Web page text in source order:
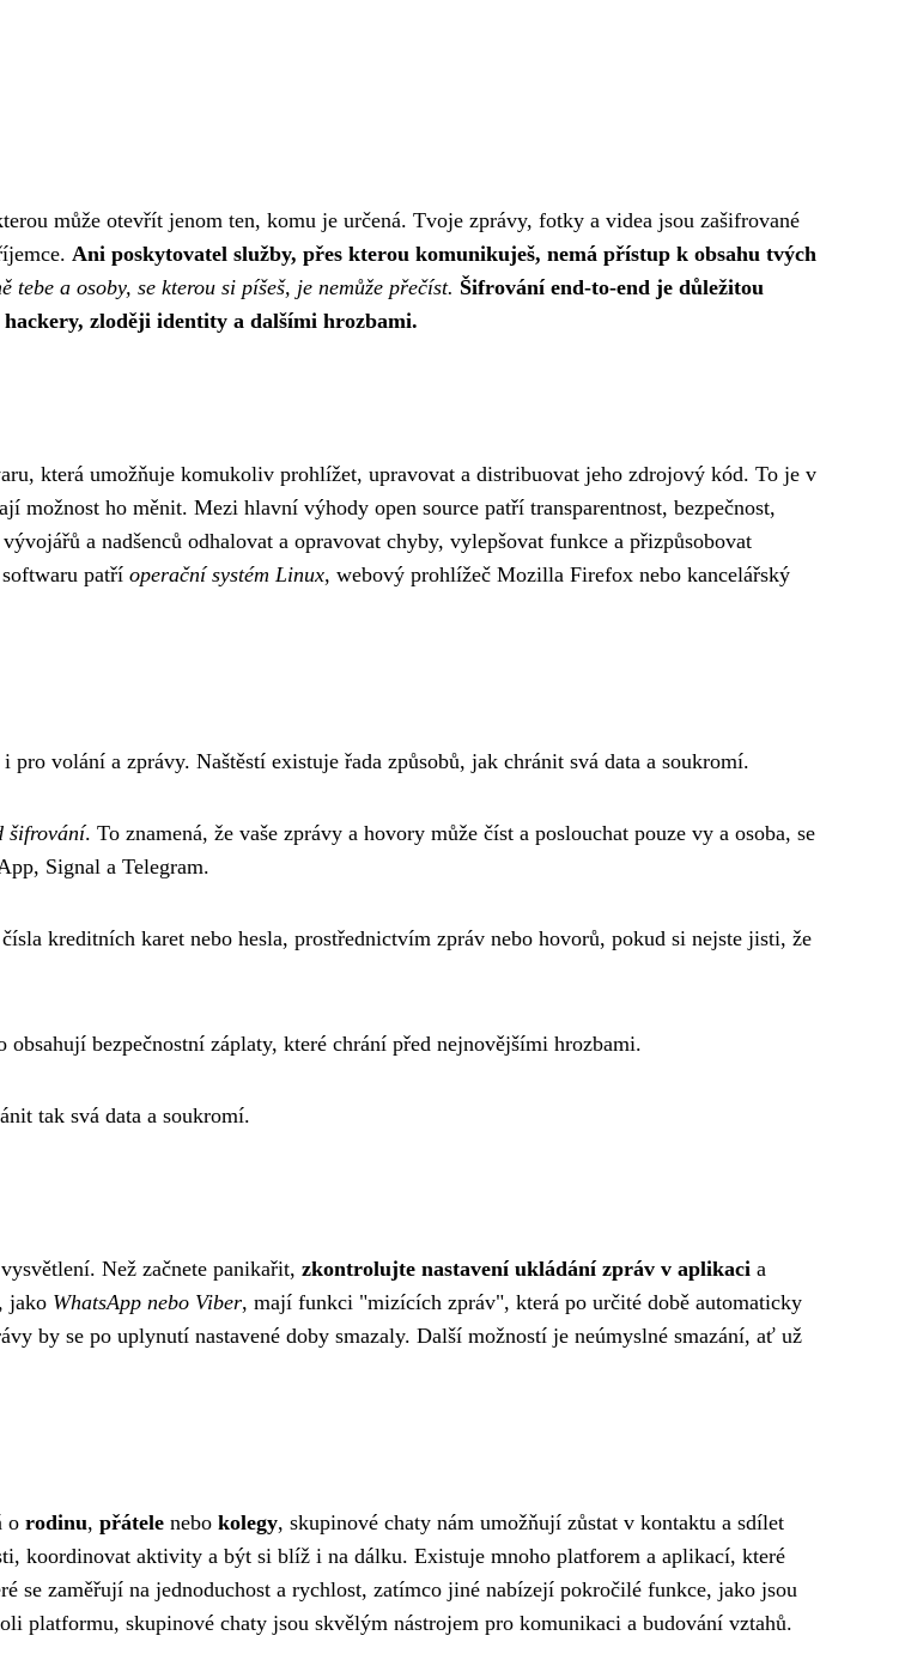
může otevřít jenom ten, komu je určená. Tvoje zprávy, fotky a videa jsou zašifrované
Ani poskytovatel služby, přes kterou komunikuješ, nemá přístup k obsahu tvých
tebe a osoby, se kterou si píšeš, je nemůže přečíst. Šifrování end-to-end je důležitou
zloději identity a dalšími hrozbami.
která umožňuje komukoliv prohlížet, upravovat a distribuovat jeho zdrojový kód. To je v
možnost ho měnit. Mezi hlavní výhody open source patří transparentnost, bezpečnost,
a nadšenců odhalovat a opravovat chyby, vylepšovat funkce a přizpůsobovat
patří operační systém Linux, webový prohlížeč Mozilla Firefox nebo kancelářský
pro volání a zprávy. Naštěstí existuje řada způsobů, jak chránit svá data a soukromí.
šifrování. To znamená, že vaše zprávy a hovory může číst a poslouchat pouze vy a osoba, se
Signal a Telegram.
kreditních karet nebo hesla, prostřednictvím zpráv nebo hovorů, pokud si nejste jisti, že
bezpečnostní záplaty, které chrání před nejnovějšími hrozbami.
tak svá data a soukromí.
Než začnete panikařit, zkontrolujte nastavení ukládání zpráv v aplikaci a
jako WhatsApp nebo Viber, mají funkci "mizících zpráv", která po určité době automaticky
by se po uplynutí nastavené doby smazaly. Další možností je neúmyslné smazání, ať už
o rodinu, přátele nebo kolegy, skupinové chaty nám umožňují zůstat v kontaktu a sdílet
koordinovat aktivity a být si blíž i na dálku. Existuje mnoho platforem a aplikací, které
se zaměřují na jednoduchost a rychlost, zatímco jiné nabízejí pokročilé funkce, jako jsou
platformu, skupinové chaty jsou skvělým nástrojem pro komunikaci a budování vztahů.